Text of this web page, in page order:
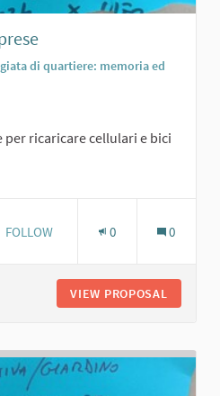
di quartiere: memoria ed
per ricaricare cellulari e bici
3 FOLLOWERS
FOLLOW 0 0
VIEW PROPOSAL